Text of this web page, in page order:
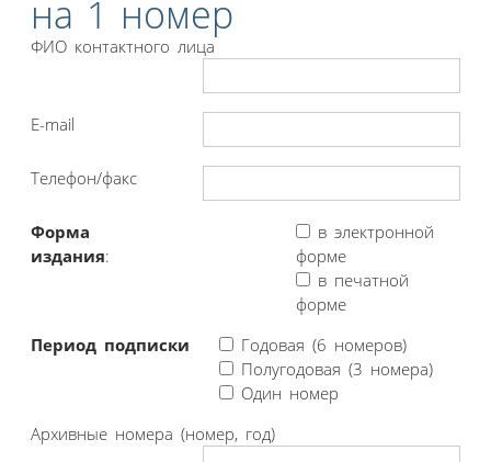
на 1 номер
ФИО контактного лица
E-mail
Телефон/факс
Форма
издания:
в электронной
форме
в печатной
форме
Период подписки
Годовая (6 номеров)
Полугодовая (3 номера)
Один номер
Архивные номера (номер, год)